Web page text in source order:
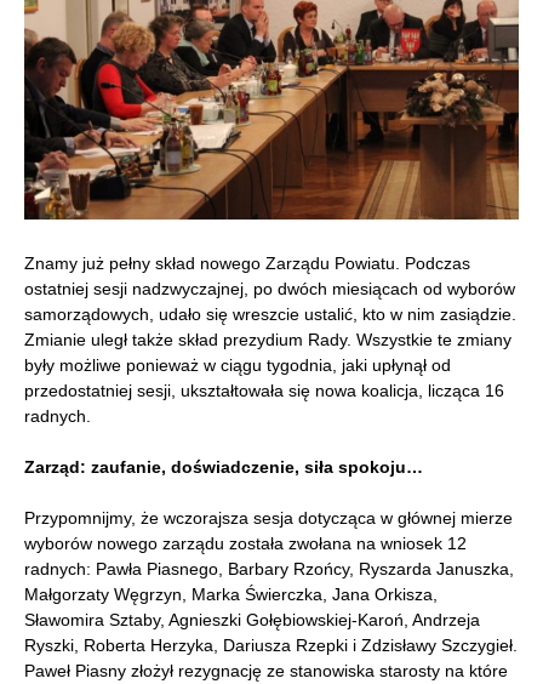
Znamy już pełny skład nowego Zarządu Powiatu. Podczas
ostatniej sesji nadzwyczajnej, po dwóch miesiącach od wyborów
samorządowych, udało się wreszcie ustalić, kto w nim zasiądzie.
Zmianie uległ także skład prezydium Rady. Wszystkie te zmiany
były możliwe ponieważ w ciągu tygodnia, jaki upłynął od
przedostatniej sesji, ukształtowała się nowa koalicja, licząca 16
radnych.
Zarząd: zaufanie, doświadczenie, siła spokoju…
Przypomnijmy, że wczorajsza sesja dotycząca w głównej mierze
wyborów nowego zarządu została zwołana na wniosek 12
radnych: Pawła Piasnego, Barbary Rzońcy, Ryszarda Januszka,
Małgorzaty Węgrzyn, Marka Świerczka, Jana Orkisza,
Sławomira Sztaby, Agnieszki Gołębiowskiej-Karoń, Andrzeja
Ryszki, Roberta Herzyka, Dariusza Rzepki i Zdzisławy Szczygieł.
Paweł Piasny złożył rezygnację ze stanowiska starosty na które